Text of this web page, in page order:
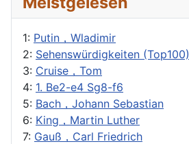
1: Putin，Wladimir
2: Sehenswürdigkeiten (Top100)
3: Cruise，Tom
4: 1. Be2-e4 Sg8-f6
5: Bach，Johann Sebastian
6: King，Martin Luther
7: Gauß，Carl Friedrich